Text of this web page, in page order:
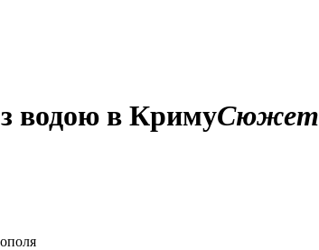
з водою в КримуСюжет